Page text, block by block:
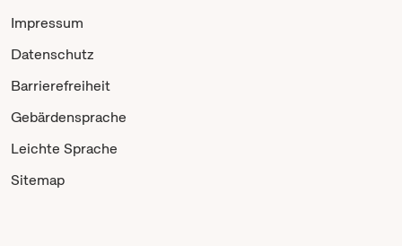
Impressum
Datenschutz
Barrierefreiheit
Gebärdensprache
Leichte Sprache
Sitemap